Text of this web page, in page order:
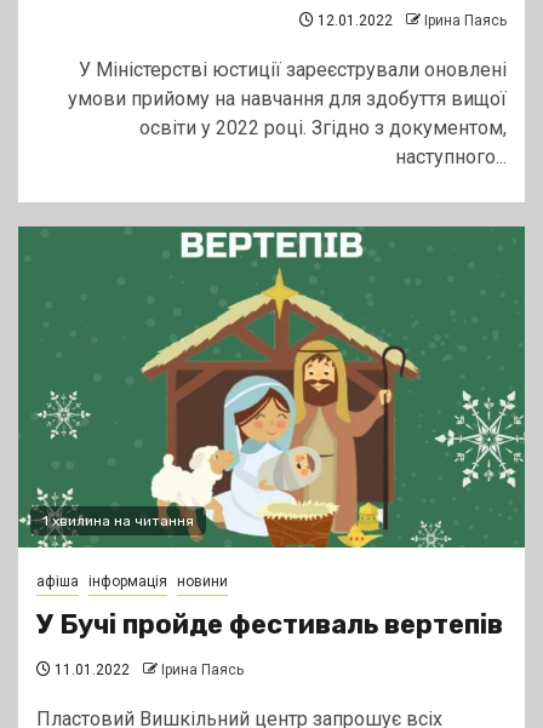
12.01.2022 Ірина Паясь
У Міністерстві юстиції зареєстрували оновлені
умови прийому на навчання для здобуття вищої
освіти у 2022 році. Згідно з документом,
наступного...
1 хвилина на читання
афіша інформація новини
У Бучі пройде фестиваль вертепів
11.01.2022 Ірина Паясь
Пластовий Вишкільний центр запрошує всіх